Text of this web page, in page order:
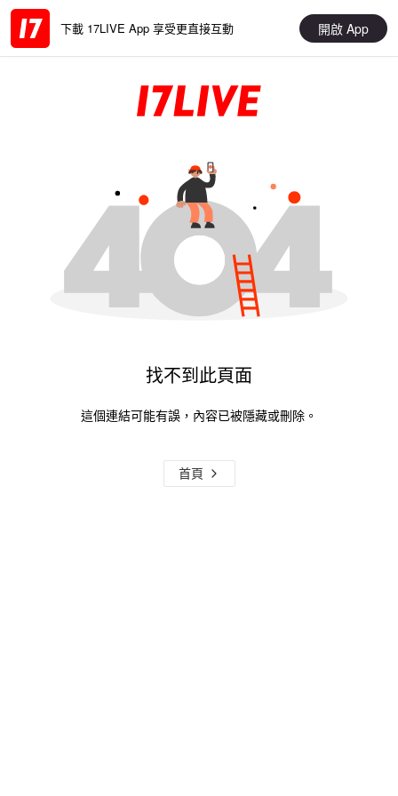
下載 17LIVE App 享受更直接互動 開啟 App
找不到此頁面
這個連結可能有誤，內容已被隱藏或刪除。
首頁